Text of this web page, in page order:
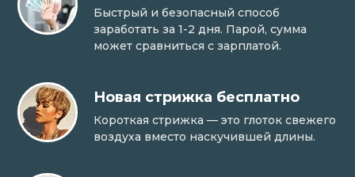
Быстрый и безопасный способ
заработать за 1-2 дня. Парой, сумма
может сравниться с зарплатой.
Новая стрижка бесплатно
Короткая стрижка — это глоток свежего
воздуха вместо наскучившей длины.